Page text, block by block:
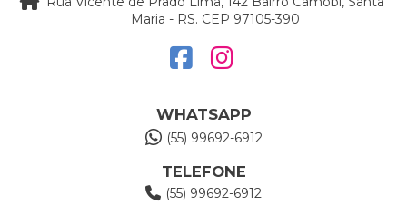
Maria - RS. CEP 97105-390
WHATSAPP
(55) 99692-6912
TELEFONE
(55) 99692-6912